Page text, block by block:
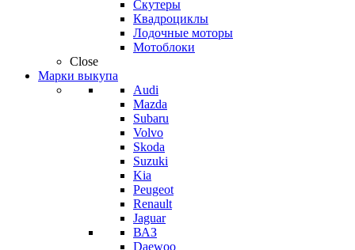
Скутеры
Квадроциклы
Лодочные моторы
Мотоблоки
Close
Марки выкупа
Audi
Mazda
Subaru
Volvo
Skoda
Suzuki
Kia
Peugeot
Renault
Jaguar
ВАЗ
Daewoo